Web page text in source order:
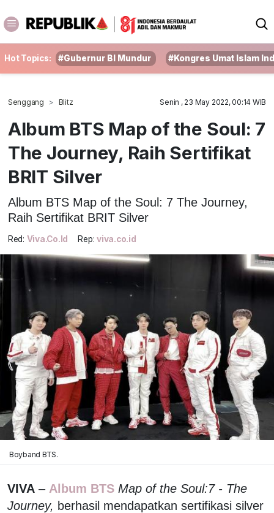
Hot Topics: #Gubernur BI Mundur #Kongres Umat Islam
Senggang Blitz Senin , 23 May 2022, 00:14 WIB
Album BTS Map of the Soul: 7
The Journey, Raih Sertifikat
BRIT Silver
Album BTS Map of the Soul: 7 The Journey,
Raih Sertifikat BRIT Silver
Red: Viva.co.id Rep: viva.co.id
Boyband BTS.
VIVA – Album BTS Map of the Soul:7 - The
Journey, berhasil mendapatkan sertifikasi silver